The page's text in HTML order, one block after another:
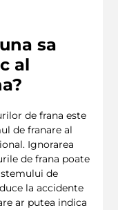
sa
al
de frana este
de franare al
Ignorarea
de frana poate
de
la accidente
ar putea indica